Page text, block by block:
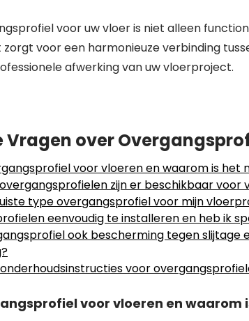
voor uw vloer is niet alleen
zorgt voor een harmonieuze verbinding
afwerking van uw vloerproject.
Vragen over
voor vloeren en waarom is het
zijn er beschikbaar
type overgangsprofiel voor mijn
eenvoudig te installeren en heb ik
ook bescherming tegen slijtage
voor
voor vloeren en waarom